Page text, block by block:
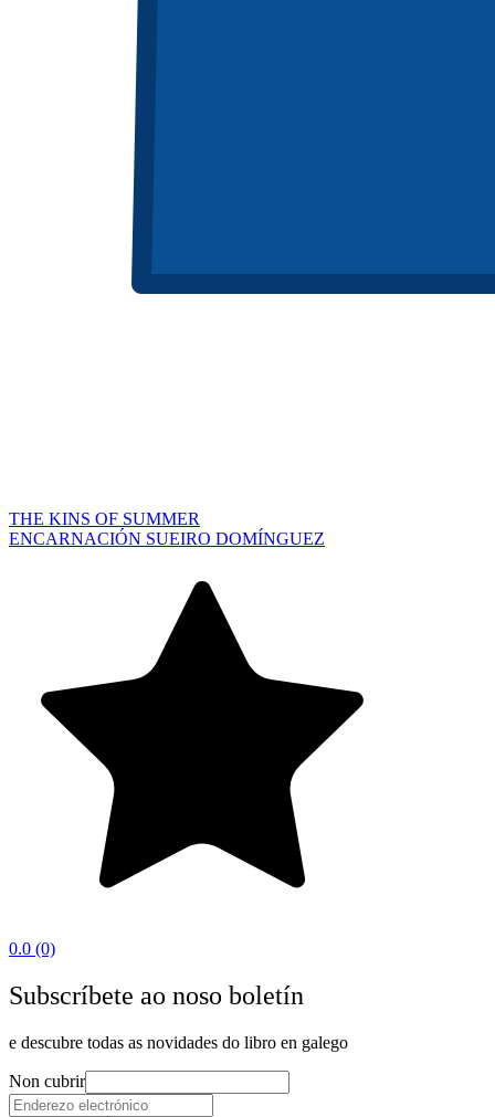
THE KINS OF SUMMER
ENCARNACIÓN SUEIRO DOMÍNGUEZ
0.0 (0)
Subscríbete ao noso boletín
e descubre todas as novidades do libro en galego
Non cubrir